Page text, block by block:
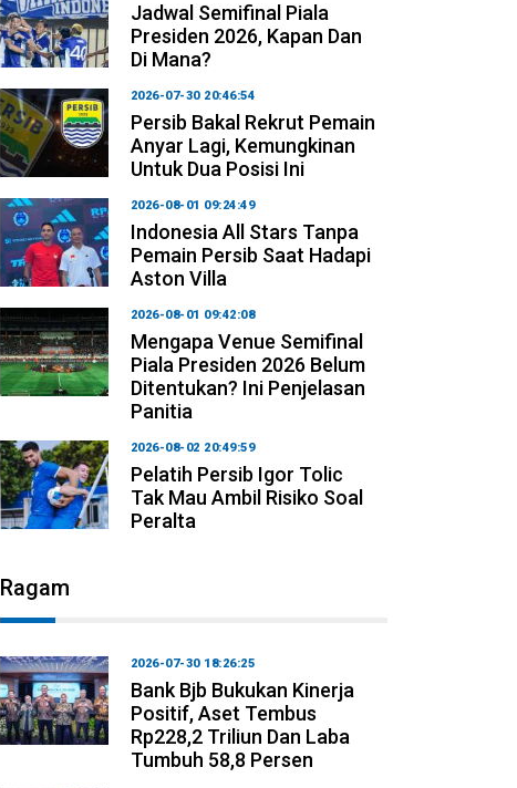
Jadwal Semifinal Piala
Presiden 2026, Kapan Dan
Di Mana?
2026-07-30 20:46:54
Persib Bakal Rekrut Pemain
Anyar Lagi, Kemungkinan
Untuk Dua Posisi Ini
2026-08-01 09:24:49
Indonesia All Stars Tanpa
Pemain Persib Saat Hadapi
Aston Villa
2026-08-01 09:42:08
Mengapa Venue Semifinal
Piala Presiden 2026 Belum
Ditentukan? Ini Penjelasan
Panitia
2026-08-02 20:49:59
Pelatih Persib Igor Tolic
Tak Mau Ambil Risiko Soal
Peralta
Ragam
2026-07-30 18:26:25
Bank Bjb Bukukan Kinerja
Positif, Aset Tembus
Rp228,2 Triliun Dan Laba
Tumbuh 58,8 Persen